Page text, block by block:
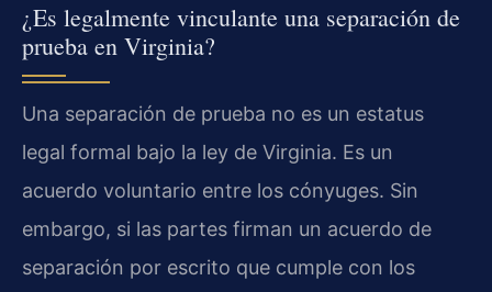
¿Es legalmente vinculante una separación de
prueba en Virginia?
Una separación de prueba no es un estatus
legal formal bajo la ley de Virginia. Es un
acuerdo voluntario entre los cónyuges. Sin
embargo, si las partes firman un acuerdo de
separación por escrito que cumple con los